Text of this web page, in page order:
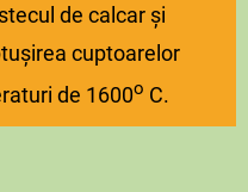
de calcar și
cuptoarelor
de 1600o C.